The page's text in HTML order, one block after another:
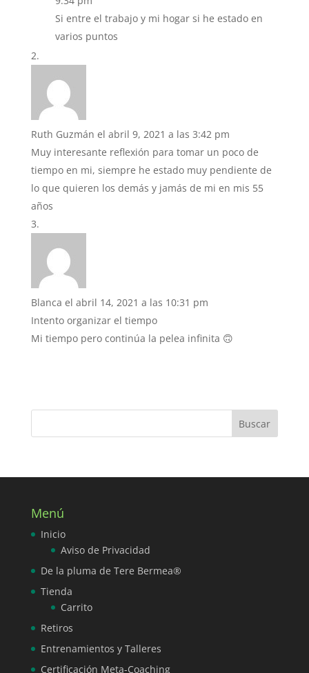
Si entre el trabajo y mi hogar si he estado en
varios puntos
Ruth Guzmán el abril 9, 2021 a las 3:42 pm
Muy interesante reflexión para tomar un poco de
tiempo en mi, siempre he estado muy pendiente de
lo que quieren los demás y jamás de mi en mis 55
años
Blanca el abril 14, 2021 a las 10:31 pm
Intento organizar el tiempo
Mi tiempo pero continúa la pelea infinita 🙃
Menú
Inicio
Aviso de Privacidad
De la pluma de Tere Bermea®
Tienda
Carrito
Retiros
Entrenamientos y Talleres
Certificación Meta-Coaching